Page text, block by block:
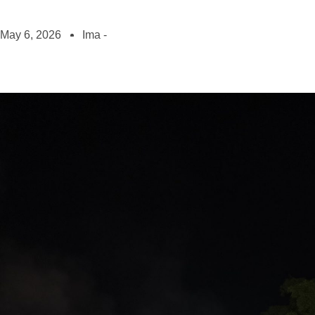
May 6, 2026 Ima -